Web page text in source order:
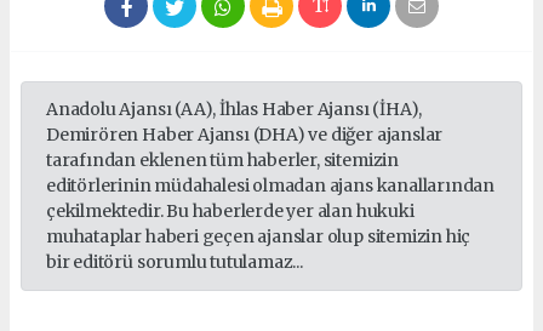
Anadolu Ajansı (AA), İhlas Haber Ajansı (İHA),
Demirören Haber Ajansı (DHA) ve diğer ajanslar
tarafından eklenen tüm haberler, sitemizin
editörlerinin müdahalesi olmadan ajans kanallarından
çekilmektedir. Bu haberlerde yer alan hukuki
muhataplar haberi geçen ajanslar olup sitemizin hiç
bir editörü sorumlu tutulamaz...